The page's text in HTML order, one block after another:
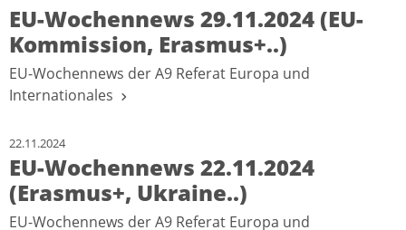
EU-Wochennews 29.11.2024 (EU-
Kommission, Erasmus+..)
EU-Wochennews der A9 Referat Europa und
Internationales
22.11.2024
EU-Wochennews 22.11.2024
(Erasmus+, Ukraine..)
EU-Wochennews der A9 Referat Europa und